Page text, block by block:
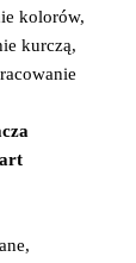
kolorów,
kurczą,